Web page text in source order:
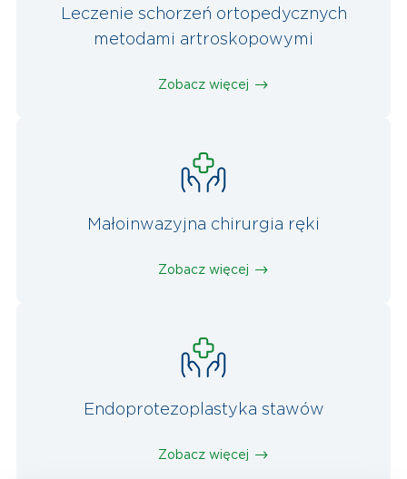
Leczenie schorzeń ortopedycznych
metodami artroskopowymi
Zobacz więcej
Małoinwazyjna chirurgia ręki
Zobacz więcej
Endoprotezoplastyka stawów
Zobacz więcej